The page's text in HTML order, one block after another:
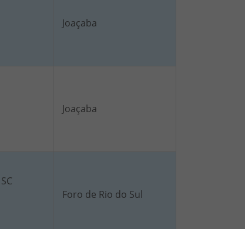
Joaçaba
Joaçaba
Foro de Rio do Sul